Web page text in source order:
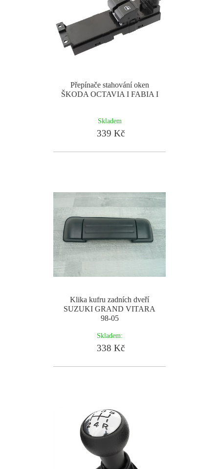
Přepínače stahování oken
ŠKODA OCTAVIA I FABIA I
Skladem
339 Kč
Klika kufru zadních dveří
SUZUKI GRAND VITARA
98-05
Skladem:
338 Kč